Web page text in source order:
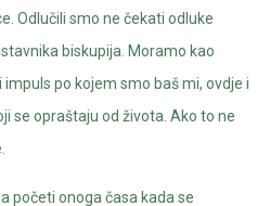
Odlučili smo ne čekati odluke
biskupija. Moramo kao
po kojem smo baš mi, ovdje i
se opraštaju od života. Ako to ne
početi onoga časa kada se